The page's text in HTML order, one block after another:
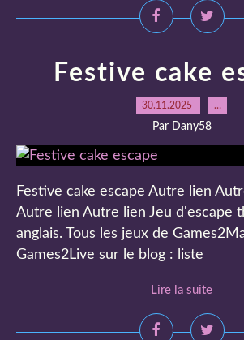
Festive cake
30.11.2025 …
Par Dany58
Festive cake escape Autre lien
Autre lien Autre lien Jeu d'escape
anglais. Tous les jeux de
Games2Live sur le blog : liste
Lire la suite